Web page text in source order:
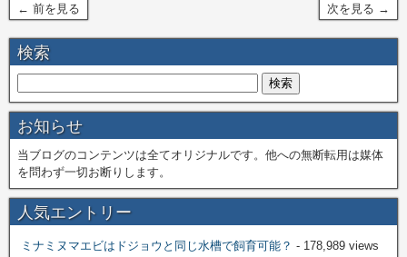
← 前を見る 次を見る →
検索
お知らせ
当ブログのコンテンツは全てオリジナルです。他への無断転用は媒体
を問わず一切お断りします。
人気エントリー
ミナミヌマエビはドジョウと同じ水槽で飼育可能？ - 178,989 views